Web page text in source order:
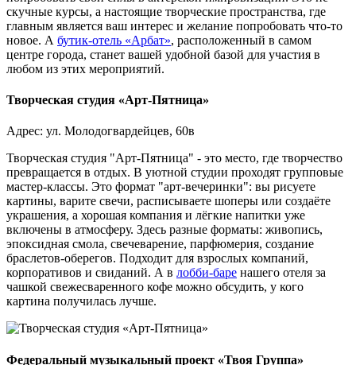
скучные курсы, а настоящие творческие пространства, где
главным является ваш интерес и желание попробовать что-то
новое. А бутик-отель «Арбат», расположенный в самом
центре города, станет вашей удобной базой для участия в
любом из этих мероприятий.
Творческая студия «Арт-Пятница»
Адрес: ул. Молодогвардейцев, 60в
Творческая студия "Арт-Пятница" - это место, где творчество
превращается в отдых. В уютной студии проходят групповые
мастер-классы. Это формат "арт-вечеринки": вы рисуете
картины, варите свечи, расписываете шоперы или создаёте
украшения, а хорошая компания и лёгкие напитки уже
включены в атмосферу. Здесь разные форматы: живопись,
эпоксидная смола, свечеварение, парфюмерия, создание
браслетов-оберегов. Подходит для взрослых компаний,
корпоративов и свиданий. А в лобби-баре нашего отеля за
чашкой свежесваренного кофе можно обсудить, у кого
картина получилась лучше.
Федеральный музыкальный проект «Твоя Группа»